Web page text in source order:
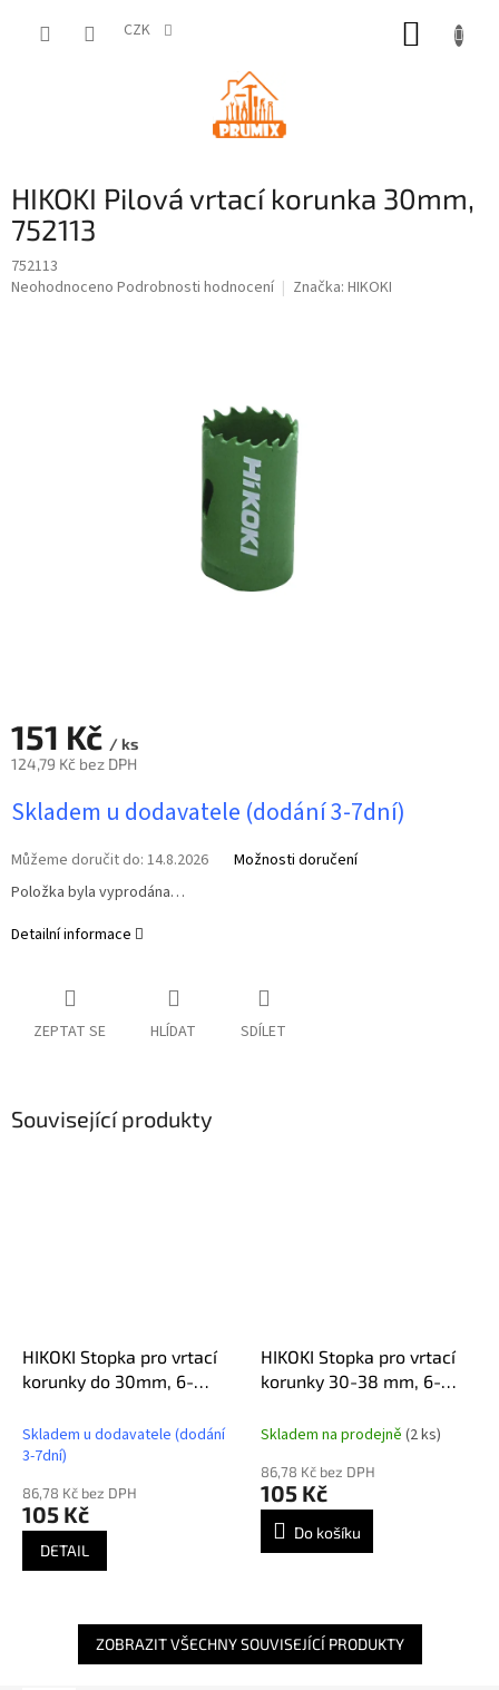
CZK
HIKOKI Pilová vrtací korunka 30mm,
752113
752113
Průměrné
Neohodnoceno Podrobnosti hodnocení Značka: HIKOKI
151 Kč / ks
124,79 Kč bez DPH
cena:
Skladem u dodavatele (dodání 3-7dní)
Můžeme doručit do: 14.8.2026
Možnosti doručení
Položka byla vyprodána…
Detailní informace
ZEPTAT SE HLÍDAT SDÍLET
Související produkty
HIKOKI Stopka pro vrtací
korunky do 30mm, 6-
Skladem u dodavatele (dodání
3-7dní)
86,78 Kč bez DPH
105 Kč
DETAIL
HIKOKI Stopka pro vrtací
korunky 30-38 mm, 6-
Skladem na prodejně (2 ks)
86,78 Kč bez DPH
105 Kč
Do košíku
ZOBRAZIT VŠECHNY SOUVISEJÍCÍ PRODUKTY